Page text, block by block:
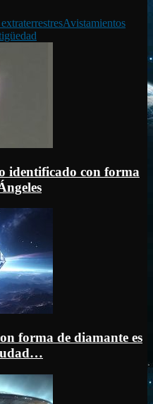
Avistamientos
identificado con forma
forma de diamante es